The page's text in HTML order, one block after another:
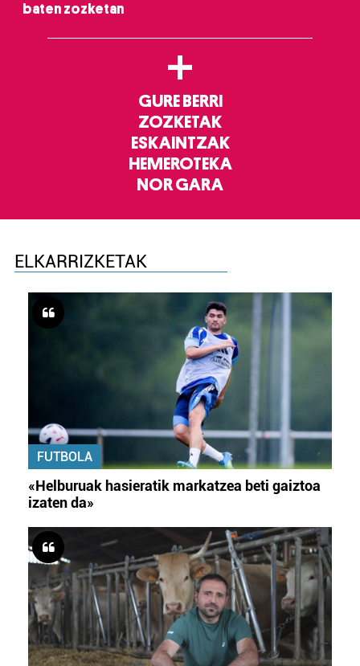
baten zozketan
+
GURE BERRI
ZOZKETAK
ESKAINTZAK
HEMEROTEKA
NOR GARA
ELKARRIZKETAK
FUTBOLA
«Helburuak hasieratik markatzea beti gaiztoa
izaten da»